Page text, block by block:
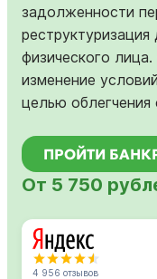
задолженности
физического
изменение
целью
ПРОЙТИ
От 5 750
4 956 отзывов